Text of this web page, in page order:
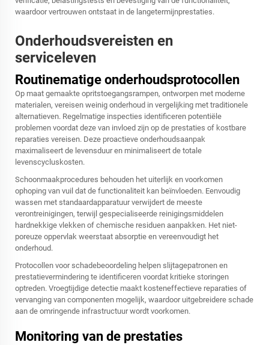
waardoor vertrouwen ontstaat in de langetermijnprestaties.
Onderhoudsvereisten en
serviceleven
Routinematige onderhoudsprotocollen
Op maat gemaakte opritstoegangsrampen, ontworpen met moderne
materialen, vereisen weinig onderhoud in vergelijking met traditionele
alternatieven. Regelmatige inspecties identificeren potentiële
problemen voordat deze van invloed zijn op de prestaties of kostbare
reparaties vereisen. Deze proactieve onderhoudsaanpak
maximaliseert de levensduur en minimaliseert de totale
levenscycluskosten.
Schoonmaakprocedures behouden het uiterlijk en voorkomen
ophoping van vuil dat de functionaliteit kan beïnvloeden. Eenvoudig
wassen met standaardapparatuur verwijdert de meeste
verontreinigingen, terwijl gespecialiseerde reinigingsmiddelen
hardnekkige vlekken of chemische residuen aanpakken. Het niet-
poreuze oppervlak weerstaat absorptie en vereenvoudigt het
onderhoud.
Protocollen voor schadebeoordeling helpen slijtagepatronen en
prestatievermindering te identificeren voordat kritieke storingen
optreden. Vroegtijdige detectie maakt kosteneffectieve reparaties of
vervanging van componenten mogelijk, waardoor uitgebreidere schade
aan de omringende infrastructuur wordt voorkomen.
Monitoring van de prestaties